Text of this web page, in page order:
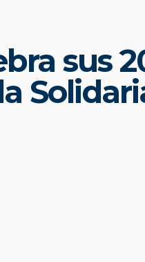
sus